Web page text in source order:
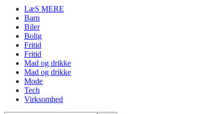
LæS MERE
Barn
Biler
Bolig
Fritid
Fritid
Mad og drikke
Mad og drikke
Mode
Tech
Virksomhed